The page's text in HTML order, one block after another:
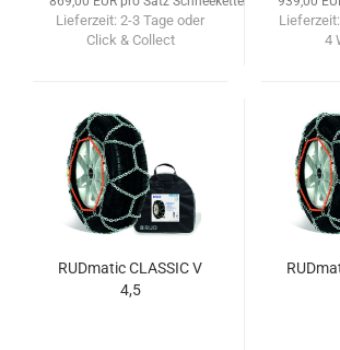
Lieferzeit: 2-3 Tage oder
Click & Collect
Lieferzeit:
4
RUDmatic CLASSIC V
4,5